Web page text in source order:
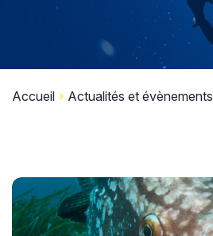
Accueil Actualités et évènements